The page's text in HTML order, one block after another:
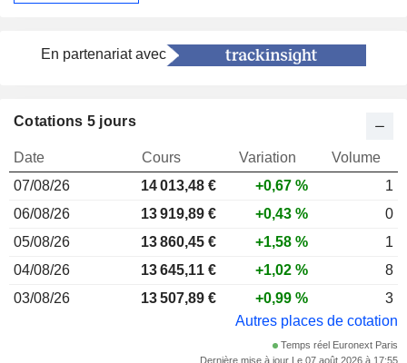
En partenariat avec
Cotations 5 jours
Date Cours Variation
Volume
07/08/26
14 013,48 € +0,67 %
1
06/08/26
13 919,89 € +0,43 %
0
05/08/26
13 860,45 € +1,58 %
1
04/08/26
13 645,11 € +1,02 %
8
03/08/26
13 507,89 € +0,99 %
3
Autres places de cotation
Temps réel Euronext Paris
Dernière mise à jour Le 07 août 2026 à 17:55